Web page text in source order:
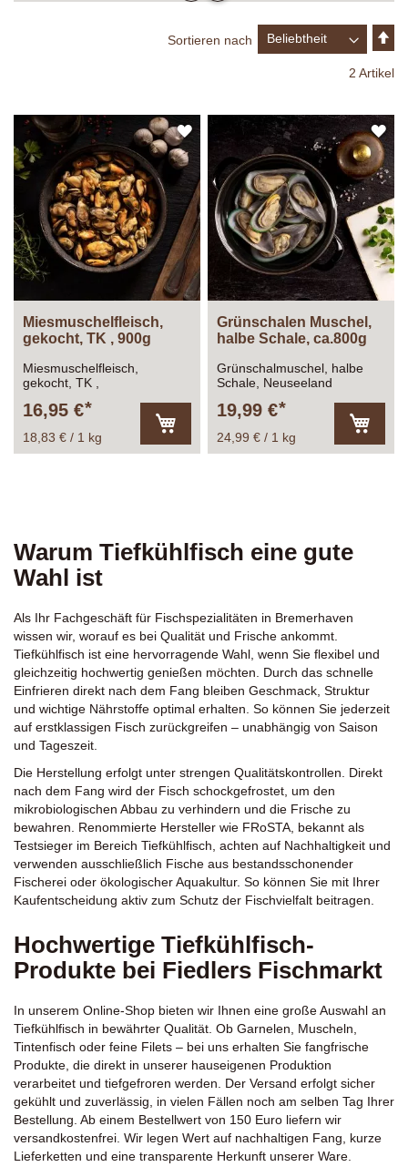
Sortieren nach
2 Artikel
ZUR
WUNSCHLISTE
HINZUFÜGEN
Miesmuschelfleisch,
gekocht, TK , 900g
Miesmuschelfleisch,
gekocht, TK ,
Abtropfgewicht: ca. 900g
16,95 €
18,83 € / 1 kg
den
Grünschalen Muschel,
halbe Schale, ca.800g
Grünschalmuschel, halbe
Schale, Neuseeland
19,99 €
24,99 € / 1 kg
den
Warum Tiefkühlfisch eine gute
Wahl ist
Als Ihr Fachgeschäft für Fischspezialitäten in Bremerhaven
wissen wir, worauf es bei Qualität und Frische ankommt.
Tiefkühlfisch ist eine hervorragende Wahl, wenn Sie flexibel und
gleichzeitig hochwertig genießen möchten. Durch das schnelle
Einfrieren direkt nach dem Fang bleiben Geschmack, Struktur
und wichtige Nährstoffe optimal erhalten. So können Sie jederzeit
auf erstklassigen Fisch zurückgreifen – unabhängig von Saison
und Tageszeit.
Die Herstellung erfolgt unter strengen Qualitätskontrollen. Direkt
nach dem Fang wird der Fisch schockgefrostet, um den
mikrobiologischen Abbau zu verhindern und die Frische zu
bewahren. Renommierte Hersteller wie FRoSTA, bekannt als
Testsieger im Bereich Tiefkühlfisch, achten auf Nachhaltigkeit und
verwenden ausschließlich Fische aus bestandsschonender
Fischerei oder ökologischer Aquakultur. So können Sie mit Ihrer
Kaufentscheidung aktiv zum Schutz der Fischvielfalt beitragen.
Hochwertige Tiefkühlfisch-
Produkte bei Fiedlers Fischmarkt
In unserem Online-Shop bieten wir Ihnen eine große Auswahl an
Tiefkühlfisch in bewährter Qualität. Ob Garnelen Muscheln
Tintenfisch oder feine Filets – bei uns erhalten Sie fangfrische
Produkte, die direkt in unserer hauseigenen Produktion
verarbeitet und tiefgefroren werden. Der Versand erfolgt sicher
gekühlt und zuverlässig, in vielen Fällen noch am selben Tag Ihrer
Bestellung. Ab einem Bestellwert von 150 Euro liefern wir
versandkostenfrei. Wir legen Wert auf nachhaltigen Fang, kurze
Lieferketten und eine transparente Herkunft unserer Ware.